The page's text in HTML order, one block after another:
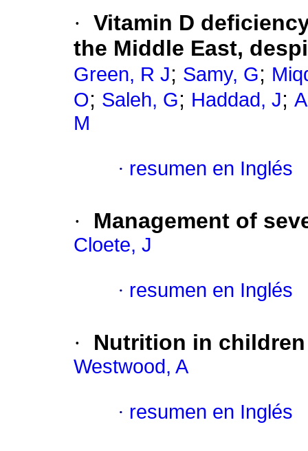
· Vitamin D
the Middle East,
Green, R J; Samy, G;
O; Saleh, G; Haddad, J;
M
· resumen en Inglés
· Management of
Cloete, J
· resumen en Inglés
· Nutrition in
Westwood, A
· resumen en Inglés